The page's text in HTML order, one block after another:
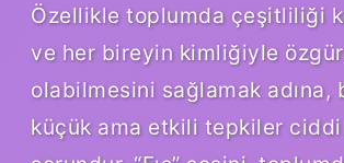
Özellikle toplumda çeşitliliği
ve her bireyin kimliğiyle
olabilmesini sağlamak adına,
küçük ama etkili tepkiler